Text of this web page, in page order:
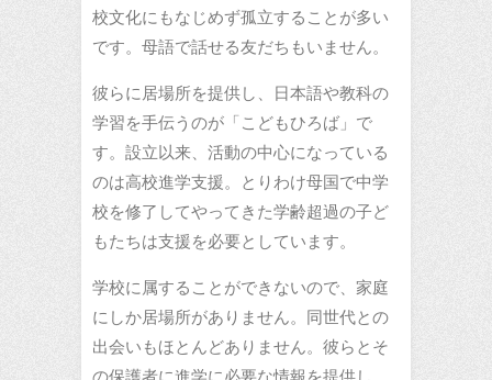
校文化にもなじめず孤立することが多い
です。母語で話せる友だちもいません。
彼らに居場所を提供し、日本語や教科の
学習を手伝うのが「こどもひろば」で
す。設立以来、活動の中心になっている
のは高校進学支援。とりわけ母国で中学
校を修了してやってきた学齢超過の子ど
もたちは支援を必要としています。
学校に属することができないので、家庭
にしか居場所がありません。同世代との
出会いもほとんどありません。彼らとそ